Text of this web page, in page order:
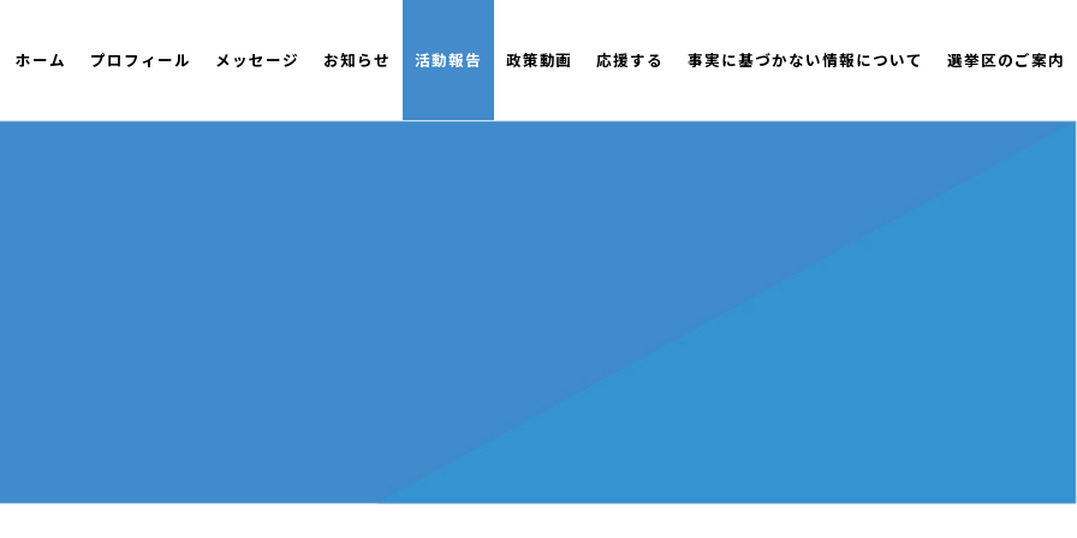
ホーム プロフィール メッセージ お知らせ 活動報告 政策動画 応援する 事実に基づかない情報について 選挙区のご案内